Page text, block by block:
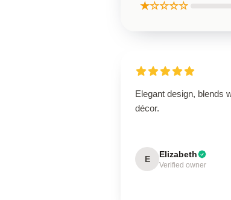
★☆☆☆☆
Elegant design, blends
décor.
E Elizabeth
Verified owner